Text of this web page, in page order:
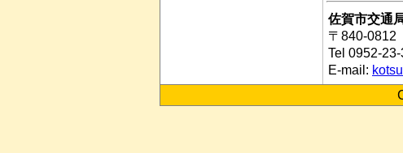
佐賀市交通
〒840-0812
Tel 0952-
E-mail: